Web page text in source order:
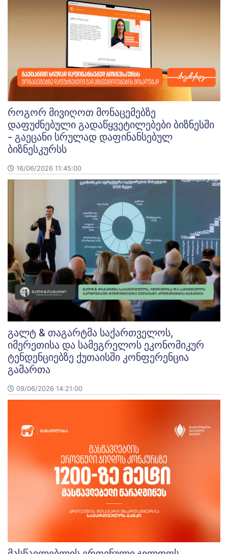
როგორ მივიღოთ მონაცემებზე
დაფუძნებული გადაწყვეტილებები ბიზნესში
- გაეცანი სრულად დაფინანსებულ
ბიზნესკურსს
16/06/2026 11:45:00
გალტ & თაგარტმა საქართველოს,
იმერეთისა და სამეგრელოს ეკონომიკურ
ტენდენციებზე ქუთაისში კონფერენცია
გამართა
09/06/2026 14:21:00